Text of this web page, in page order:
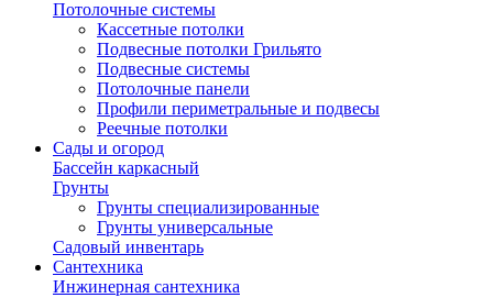
Потолочные системы
Кассетные потолки
Подвесные потолки Грильято
Подвесные системы
Потолочные панели
Профили периметральные и подвесы
Реечные потолки
Сады и огород
Бассейн каркасный
Грунты
Грунты специализированные
Грунты универсальные
Садовый инвентарь
Сантехника
Инжинерная сантехника